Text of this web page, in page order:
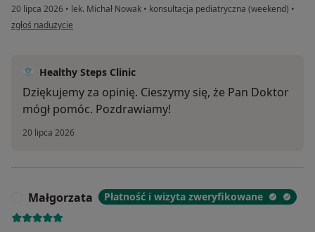
20 lipca 2026 • lek. Michał Nowak • konsultacja pediatryczna (weekend) •
w opinii użytkownika Bartosz
zgłoś nadużycie
Healthy Steps Clinic
Dziękujemy za opinię. Cieszymy się, że Pan Doktor
mógł pomóc. Pozdrawiamy!
20 lipca 2026
Małgorzata Płatność i wizyta zweryfikowane